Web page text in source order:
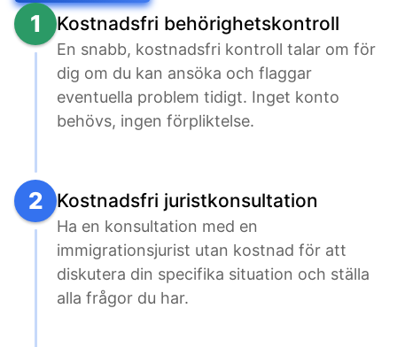
1 Kostnadsfri behörighetskontroll
En snabb, kostnadsfri kontroll talar om för
dig om du kan ansöka och flaggar
eventuella problem tidigt. Inget konto
behövs, ingen förpliktelse.
2 Kostnadsfri juristkonsultation
Ha en konsultation med en
immigrationsjurist utan kostnad för att
diskutera din specifika situation och ställa
alla frågor du har.